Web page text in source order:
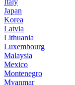
Japan
Korea
Latvia
Lithuania
Luxembourg
Malaysia
Mexico
Montenegro
Myanmar